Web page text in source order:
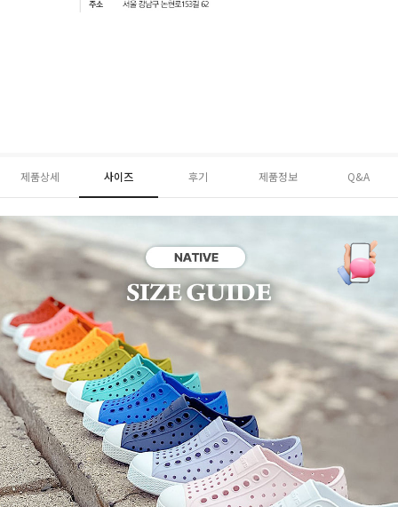
제품상세 사이즈 후기 제품정보 Q&A